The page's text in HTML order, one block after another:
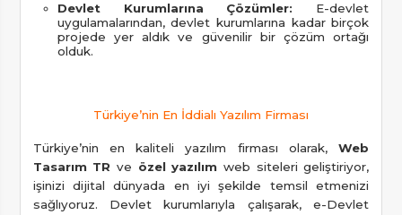
Devlet Kurumlarına Çözümler: E-devlet
uygulamalarından, devlet kurumlarına kadar birçok
projede yer aldık ve güvenilir bir çözüm ortağı
olduk.
Türkiye’nin En İddialı Yazılım Firması
Türkiye’nin en kaliteli yazılım firması olarak,Web
Tasarım TR ve özel yazılım web siteleri geliştiriyor,
işinizi dijital dünyada en iyi şekilde temsil etmenizi
sağlıyoruz. Devlet kurumlarıyla çalışarak, e-Devlet